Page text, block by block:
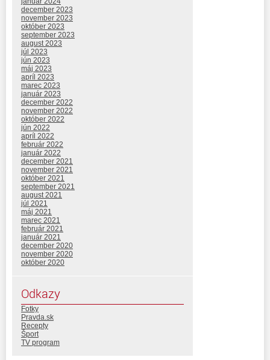
december 2023
november 2023
október 2023
september 2023
august 2023
júl 2023
jún 2023
máj 2023
apríl 2023
marec 2023
január 2023
december 2022
november 2022
október 2022
jún 2022
apríl 2022
február 2022
január 2022
december 2021
november 2021
október 2021
september 2021
august 2021
júl 2021
máj 2021
marec 2021
február 2021
január 2021
december 2020
november 2020
október 2020
Odkazy
Fotky
Pravda.sk
Recepty
Šport
TV program